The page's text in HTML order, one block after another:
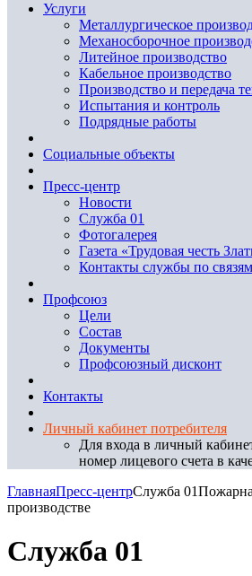
Услуги
Металлургическое
Механосборочное
Литейное производство
Кабельное производство
Производство и передача
Испытания и контроль
Подрядные работы
Социальные объекты
Пресс-центр
Новости
Служба 01
Фотогалерея
Газета «Трудовая честь
Контакты службы по
Профсоюз
Цели
Состав
Документы
Профсоюзный дисконт
Контакты
Личный кабинет потребителя
Для входа в личный
номер лицевого счета в
ГлавнаяПресс-центрСлужба 01
производстве
Служба 01